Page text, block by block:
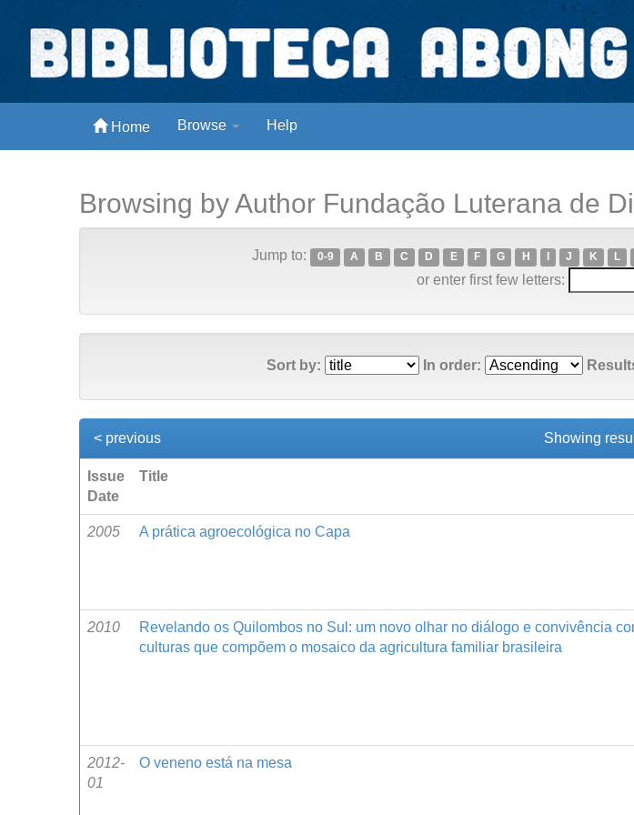
Skip
navigation
Home Browse Help
Biblioteca Digital Abong
Espaços para ajustar tela
Browsing by Author Fundação Luterana de
Jump to: 0-9 A B C D E F G H J K L
or enter first few letters:
Sort by: In order:
Showing
< previous
Issue
Date
Title
2005 A prática agroecológica no Capa
2010
Revelando os Quilombos no Sul: um novo olhar no diálogo e convivência
culturas que compõem o mosaico da agricultura familiar brasileira
2012-
01
O veneno está na mesa